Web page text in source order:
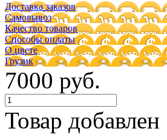
Доставка заказов
Самовывоз
Качество товаров
Способы оплаты
О цвете
Грузик
7000 руб.
Товар добавлен